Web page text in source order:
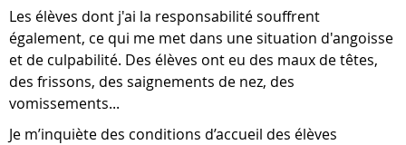
Les élèves dont j'ai la responsabilité souffrent
également, ce qui me met dans une situation d'angoisse
et de culpabilité. Des élèves ont eu des maux de têtes,
des frissons, des saignements de nez, des
vomissements...
Je m’inquiète des conditions d’accueil des élèves